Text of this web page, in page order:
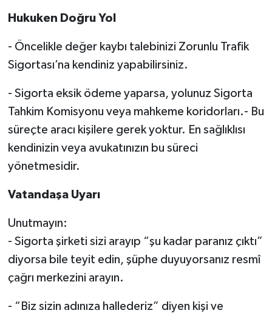
Hukuken Doğru Yol
- Öncelikle değer kaybı talebinizi Zorunlu Trafik
Sigortası’na kendiniz yapabilirsiniz.
- Sigorta eksik ödeme yaparsa, yolunuz Sigorta
Tahkim Komisyonu veya mahkeme koridorları.- Bu
süreçte aracı kişilere gerek yoktur. En sağlıklısı
kendinizin veya avukatınızın bu süreci
yönetmesidir.
Vatandaşa Uyarı
Unutmayın:
- Sigorta şirketi sizi arayıp “şu kadar paranız çıktı”
diyorsa bile teyit edin, şüphe duyuyorsanız resmî
çağrı merkezini arayın.
- “Biz sizin adınıza hallederiz” diyen kişi ve